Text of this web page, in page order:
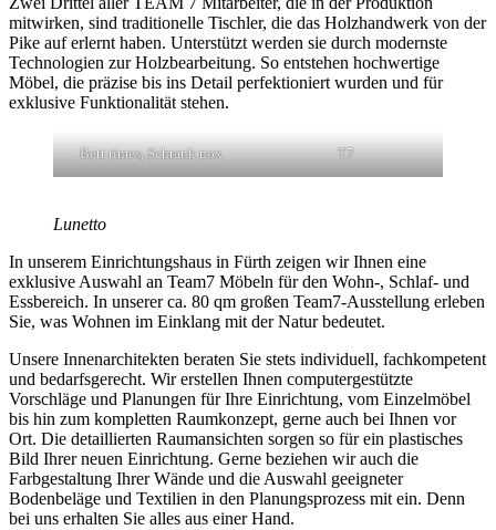
mitwirken, sind traditionelle Tischler, die das Holzhandwerk von der
Pike auf erlernt haben. Unterstützt werden sie durch modernste
Technologien zur Holzbearbeitung. So entstehen hochwertige
Möbel, die präzise bis ins Detail perfektioniert wurden und für
exklusive Funktionalität stehen.
Bett times, Schrank nox T7
Lunetto
In unserem Einrichtungshaus in Fürth zeigen wir Ihnen eine
exklusive Auswahl an Team7 Möbeln für den Wohn-, Schlaf- und
Essbereich. In unserer ca. 80 qm großen Team7-Ausstellung erleben
Sie, was Wohnen im Einklang mit der Natur bedeutet.
Unsere Innenarchitekten beraten Sie stets individuell, fachkompetent
und bedarfsgerecht. Wir erstellen Ihnen computergestützte
Vorschläge und Planungen für Ihre Einrichtung, vom Einzelmöbel
bis hin zum kompletten Raumkonzept, gerne auch bei Ihnen vor
Ort. Die detaillierten Raumansichten sorgen so für ein plastisches
Bild Ihrer neuen Einrichtung. Gerne beziehen wir auch die
Farbgestaltung Ihrer Wände und die Auswahl geeigneter
Bodenbeläge und Textilien in den Planungsprozess mit ein. Denn
bei uns erhalten Sie alles aus einer Hand.